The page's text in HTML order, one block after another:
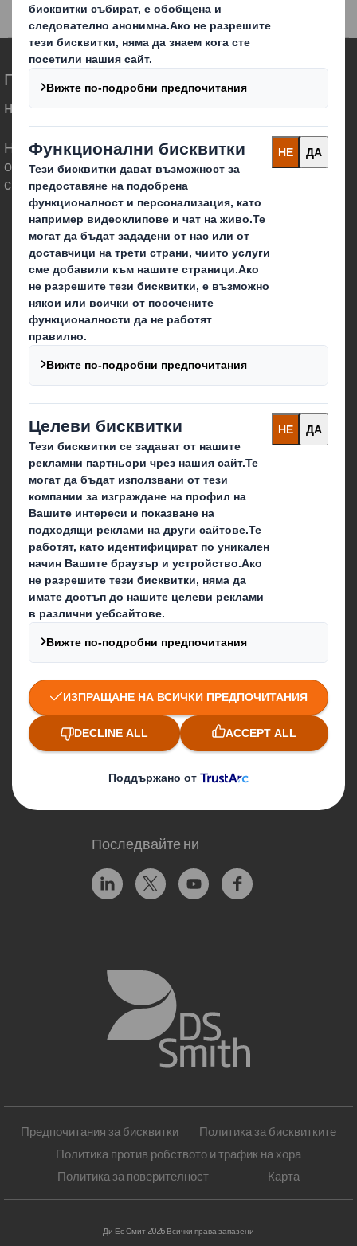
Опаковки тип „торба в кутия“
Преоткриваме опаковките на по-високо
ниво в един променящ се свят
Ние сме различни, защото осъзнаваме, че
опаковките могат да играят важна роля в
света около нас.
Кои сме ние
За DS Smith
За International Paper
IP & DS Smith обединение
Устойчивост
Медии
Кариера
Блог
Какво правим ние
Опаковъчни решения
Свържете се
Месечен бюлетин
Нашите локации
Контакти
Последвайте ни
Предпочитания за бисквитки
Политика за бисквитките
Политика против робството и трафик на хора
Политика за поверителност
Карта
Ди Ес Смит 2026 Всички права запазени